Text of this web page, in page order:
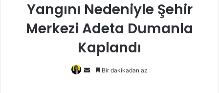
Yangını Nedeniyle Şehir
Merkezi Adeta Dumanla
Kaplandı
Bir
Bir dakikadan az